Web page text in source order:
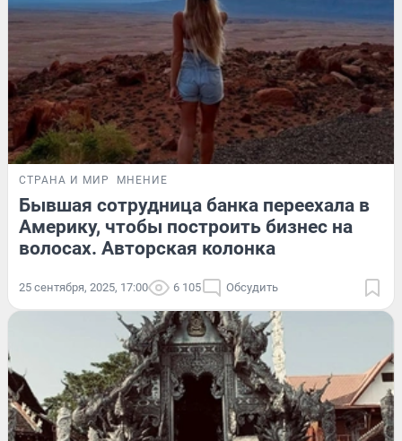
СТРАНА И МИР МНЕНИЕ
Бывшая сотрудница банка переехала в
Америку, чтобы построить бизнес на
волосах. Авторская колонка
25 сентября, 2025, 17:00 6 105 Обсудить